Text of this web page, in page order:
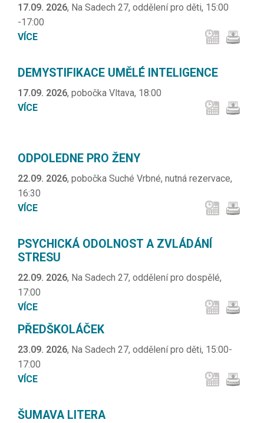
17.09. 2026, Na Sadech 27, oddělení pro děti, 15:00
-17:00
VÍCE
DEMYSTIFIKACE UMĚLÉ INTELIGENCE
17.09. 2026, pobočka Vltava, 18:00
VÍCE
ODPOLEDNE PRO ŽENY
22.09. 2026, pobočka Suché Vrbné, nutná rezervace,
16:30
VÍCE
PSYCHICKÁ ODOLNOST A ZVLÁDÁNÍ
STRESU
22.09. 2026, Na Sadech 27, oddělení pro dospělé,
17:00
VÍCE
PŘEDŠKOLÁČEK
23.09. 2026, Na Sadech 27, oddělení pro děti, 15:00-
17:00
VÍCE
ŠUMAVA LITERA